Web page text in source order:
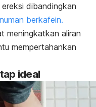
dibandingkan
berkafein.
meningkatkan aliran
mempertahankan
ideal